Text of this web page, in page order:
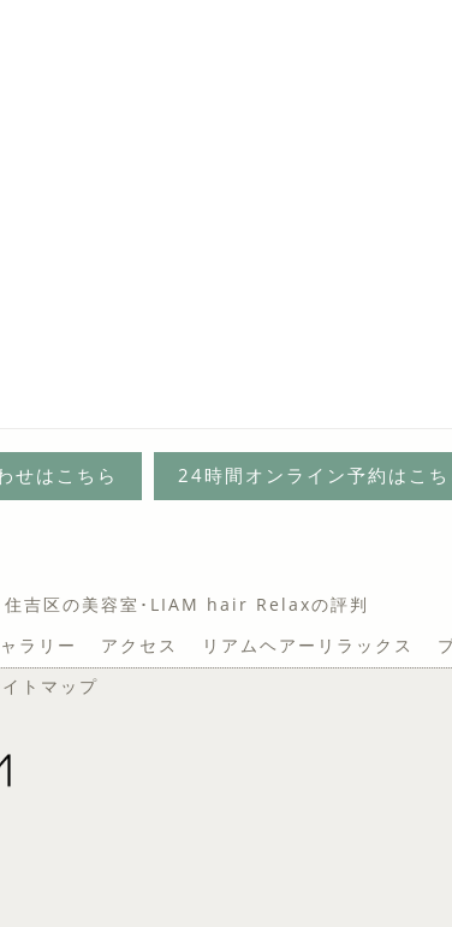
せはこちら 24時間オンライン予約はこち
住吉区の美容室･LIAM hair Relaxの評判
ラリー アクセス リアムヘアーリラックス
トマップ